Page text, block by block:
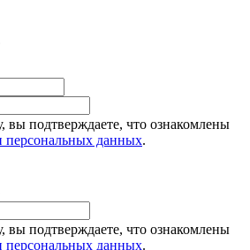
вы подтверждаете, что ознакомлены
персональных данных.
вы подтверждаете, что ознакомлены
персональных данных.